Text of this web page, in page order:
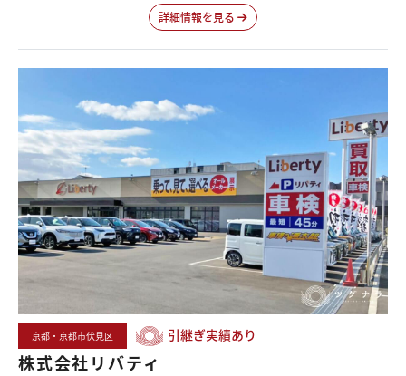
詳細情報を見る
京都・京都市伏見区 引継ぎ実績あり
株式会社リバティ